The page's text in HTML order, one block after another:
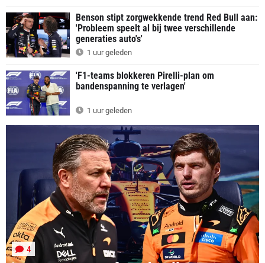
Benson stipt zorgwekkende trend Red Bull aan:
'Probleem speelt al bij twee verschillende
generaties auto's'
1 uur geleden
'F1-teams blokkeren Pirelli-plan om
bandenspanning te verlagen'
1 uur geleden
4